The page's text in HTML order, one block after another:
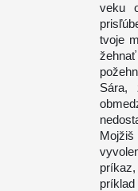
veku
tvoje
Sára,